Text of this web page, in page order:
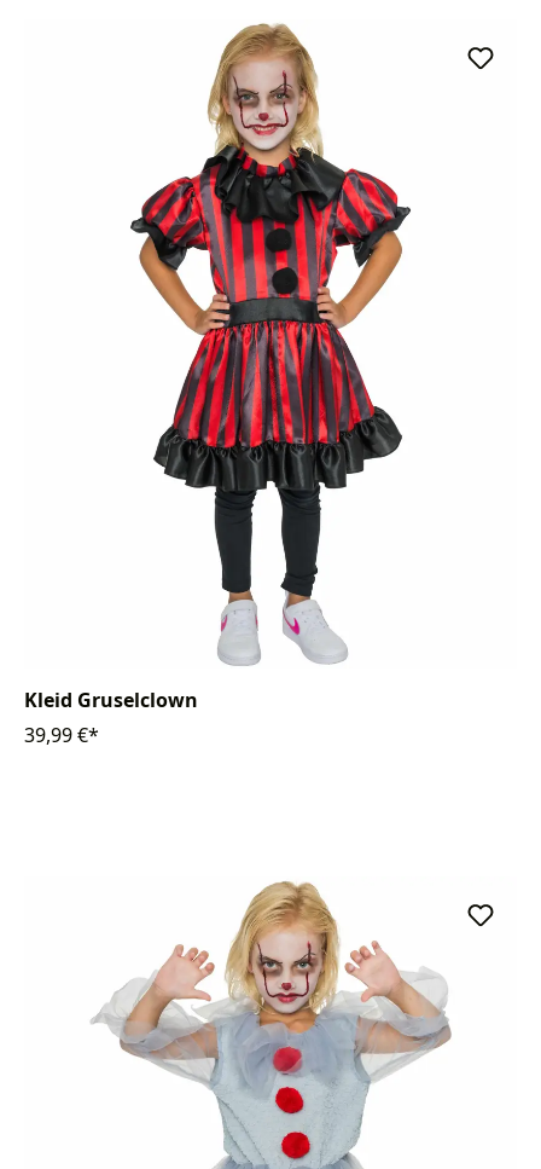
Kleid Gruselclown
39,99 €*